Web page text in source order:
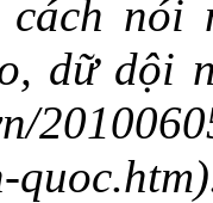
cách nói
dữ dội